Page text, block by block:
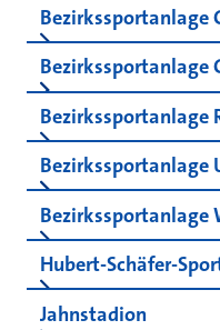
Bezirkssportanlage
Bezirkssportanlage
Bezirkssportanlage
Bezirkssportanlage
Bezirkssportanlage
Hubert-Schäfer-
Jahnstadion